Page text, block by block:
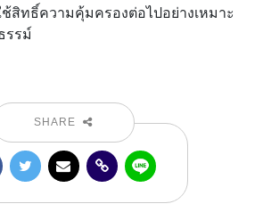
สิทธิ์ความคุ้มครองต่อไปอย่างเหมาะ
รรม์
SHARE